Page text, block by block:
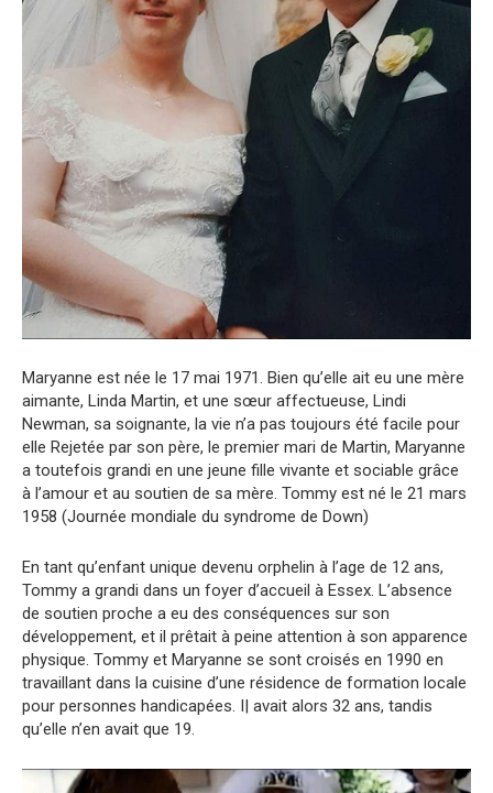
Maryanne est née le 17 mai 1971. Bien qu’elle ait eu une mère
aimante, Linda Martin, et une sœur affectueuse, Lindi
Newman, sa soignante, la vie n’a pas toujours été facile pour
elle Rejetée par son père, le premier mari de Martin, Maryanne
a toutefois grandi en une jeune fille vivante et sociable grâce
à l’amour et au soutien de sa mère. Tommy est né le 21 mars
1958 (Journée mondiale du syndrome de Down)
En tant qu’enfant unique devenu orphelin à l’age de 12 ans,
Tommy a grandi dans un foyer d’accueil à Essex. L’absence
de soutien proche a eu des conséquences sur son
développement, et il prêtait à peine attention à son apparence
physique. Tommy et Maryanne se sont croisés en 1990 en
travaillant dans la cuisine d’une résidence de formation locale
pour personnes handicapées. I| avait alors 32 ans, tandis
qu’elle n’en avait que 19.